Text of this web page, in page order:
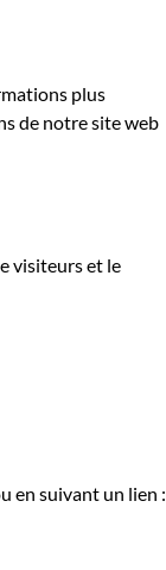
plus
de notre site web
visiteurs et le
en suivant un lien :